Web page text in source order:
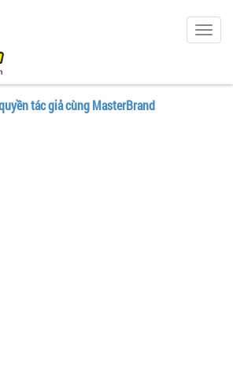
tác giả cùng MasterBrand